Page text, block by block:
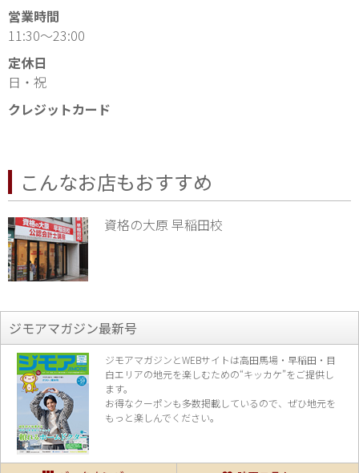
営業時間
11:30～23:00
定休日
日・祝
クレジットカード
こんなお店もおすすめ
資格の大原 早稲田校
ジモアマガジン最新号
ジモアマガジンとWEBサイトは高田馬場・早稲田・目
白エリアの地元を楽しむための“キッカケ”をご提供し
ます。
お得なクーポンも多数掲載しているので、 ぜひ地元を
もっと楽しんでください。